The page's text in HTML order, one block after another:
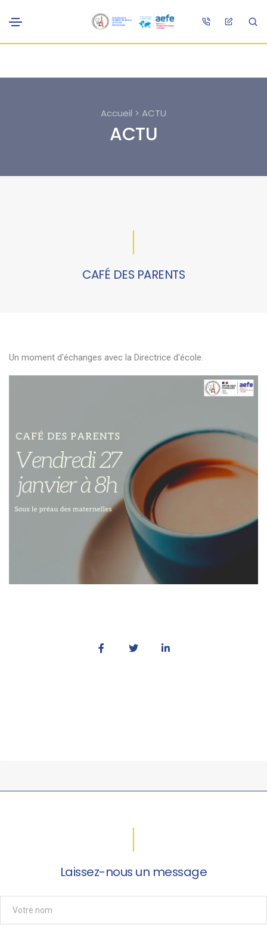
Accueil > ACTU
ACTU
CAFÉ DES PARENTS
Un moment d'échanges avec la Directrice d'école.
Laissez-nous un message